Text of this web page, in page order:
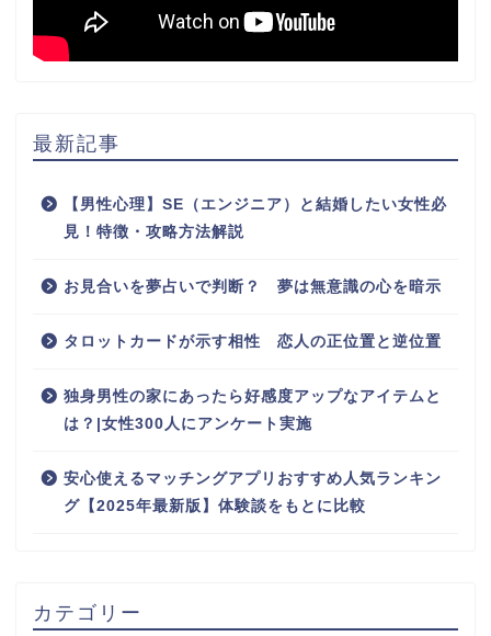
最新記事
【男性心理】SE（エンジニア）と結婚したい女性必
見！特徴・攻略方法解説
お見合いを夢占いで判断？ 夢は無意識の心を暗示
タロットカードが示す相性 恋人の正位置と逆位置
独身男性の家にあったら好感度アップなアイテムと
は？|女性300人にアンケート実施
安心使えるマッチングアプリおすすめ人気ランキン
グ【2025年最新版】体験談をもとに比較
カテゴリー